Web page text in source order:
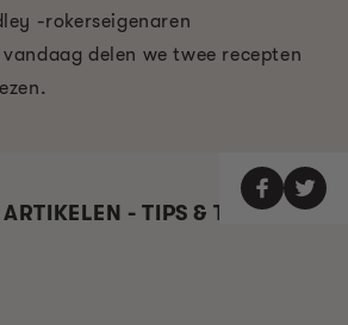
-rokerseigenaren
delen we twee recepten
- TIPS & TRUCS